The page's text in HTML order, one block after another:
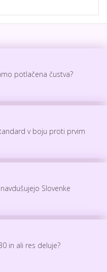
potlačena čustva?
v boju proti prvim
Slovenke
in ali res deluje?